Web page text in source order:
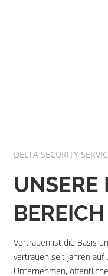
DELTA SECURITY
UNSERE
Vertrauen ist die Basis
vertrauen seit Jahren
Unternehmen,